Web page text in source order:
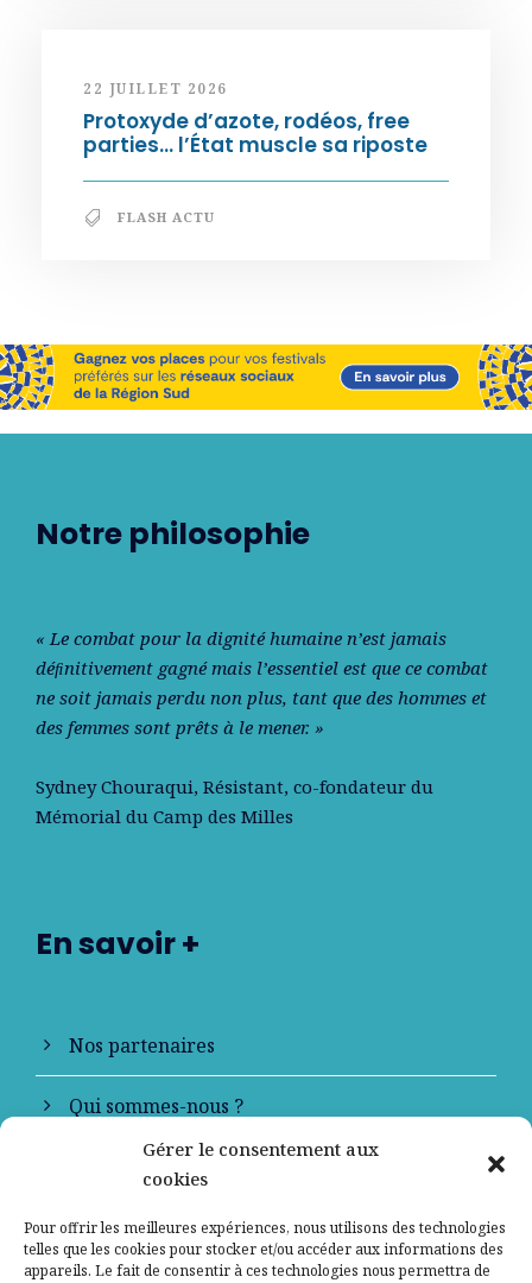
Gérer le consentement aux
cookies
Pour offrir les meilleures expériences, nous utilisons des technologies
telles que les cookies pour stocker et/ou accéder aux informations des
appareils. Le fait de consentir à ces technologies nous permettra de
22 JUILLET 2026
Protoxyde d’azote, rodéos, free
parties… l’État muscle sa riposte
FLASH ACTU
Notre philosophie
« Le combat pour la dignité humaine n’est jamais
déﬁnitivement gagné mais l’essentiel est que ce combat
ne soit jamais perdu non plus, tant que des hommes et
des femmes sont prêts à le mener. »
Sydney Chouraqui, Résistant, co-fondateur du
Mémorial du Camp des Milles
En savoir +
Nos partenaires
Qui sommes-nous ?
Contactez-nous
Mentions légales